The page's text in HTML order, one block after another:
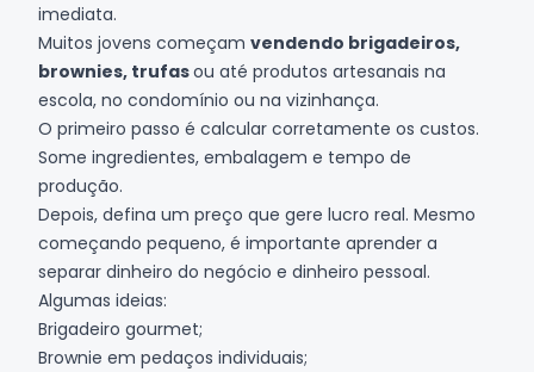
imediata.
Muitos jovens começam vendendo brigadeiros,
brownies, trufasou até produtos artesanais na
escola, no condomínio ou na vizinhança.
O primeiro passo é calcular corretamente os custos.
Some ingredientes, embalagem e tempo de
produção.
Depois, defina um preço que gere lucro real. Mesmo
começando pequeno, é importante aprender a
separar dinheiro do negócio e dinheiro pessoal.
Algumas ideias:
Brigadeiro gourmet;
Brownie em pedaços individuais;